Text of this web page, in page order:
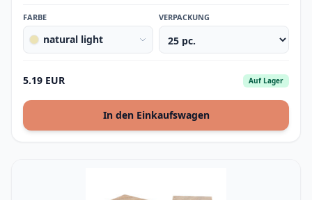
FARBE
natural light
VERPACKUNG
5.19 EUR Auf Lager
In den Einkaufswagen